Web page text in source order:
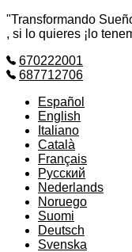
"Transformando
, si lo quieres ¡lo
670222001
687712706
Español
English
Italiano
Català
Français
Русский
Nederlands
Noruego
Suomi
Deutsch
Svenska